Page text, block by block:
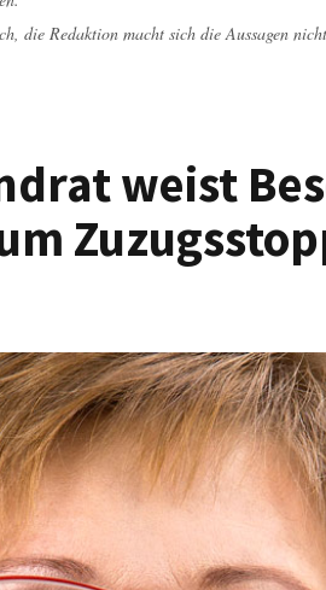
Redaktion macht sich die Aussagen
weist